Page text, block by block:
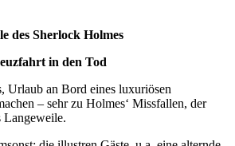
des Sherlock Holmes
in den Tod
Urlaub an Bord eines luxuriösen
– sehr zu Holmes‘ Missfallen, der
Langeweile.